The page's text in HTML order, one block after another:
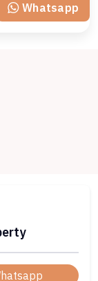
Whatsapp